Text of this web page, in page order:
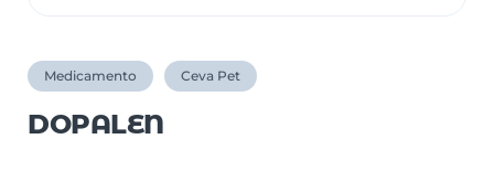
Medicamento Ceva Pet
DOPALEN